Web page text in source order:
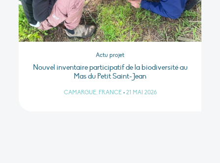
Actu projet
Nouvel inventaire participatif de la biodiversité au
Mas du Petit Saint-Jean
CAMARGUE, FRANCE • 21 MAI 2026